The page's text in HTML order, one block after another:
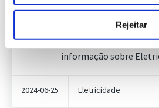
Rejeitar
Informação
Publicação com
informação sobre
2024-06-25 Eletricidade